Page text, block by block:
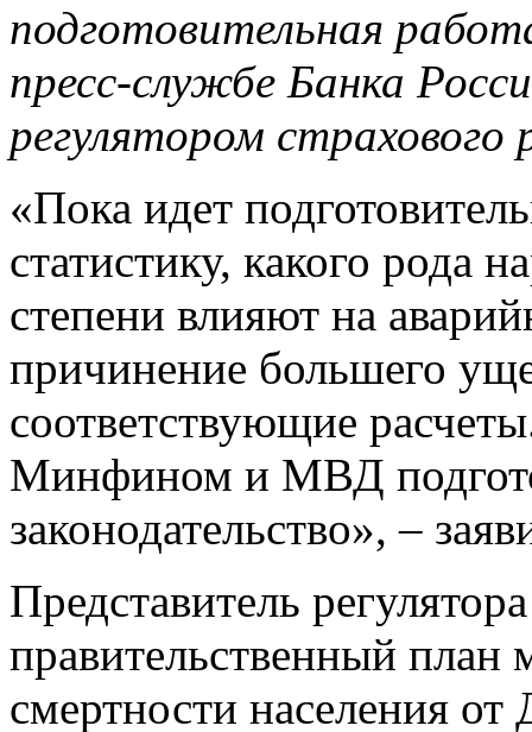
подготовительная
пресс-службе Банка
регулятором
«Пока идет
статистику, какого
степени влияют на
причинение большего
соответствующие
Минфином и МВД
законодательство», –
Представитель
правительственный
смертности населения